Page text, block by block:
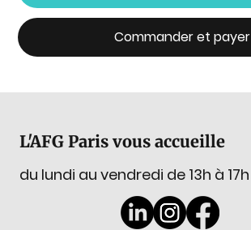
Commander et payer
L'AFG Paris vous accueille
du lundi au vendredi de 13h à 17h